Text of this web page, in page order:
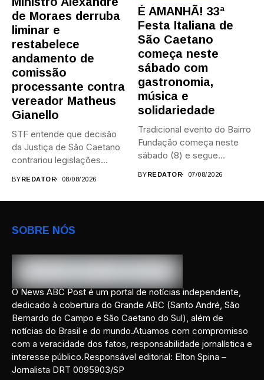
de Moraes derruba
liminar e
restabelece
andamento de
comissão
processante contra
vereador Matheus
Gianello
STF entende que decisão
da Justiça de São Caetano
contrariou legislações
BYREDATOR 08/08/2026
É AMANHÃ! 33ª
Festa Italiana de
São Caetano
começa neste
sábado com
gastronomia,
música e
solidariedade
Tradicional evento do Bairro
Fundação começa neste
sábado (8) e segue
BYREDATOR 07/08/2026
SOBRE NÓS
O News ABC Post é um portal de notícias independente,
dedicado à cobertura do Grande ABC (Santo André, São
Bernardo do Campo e São Caetano do Sul), além de
notícias do Brasil e do mundo.Atuamos com compromisso
com a veracidade dos fatos, responsabilidade jornalística e
interesse público.Responsável editorial: Elton Spina –
Jornalista DRT 0095903/SP